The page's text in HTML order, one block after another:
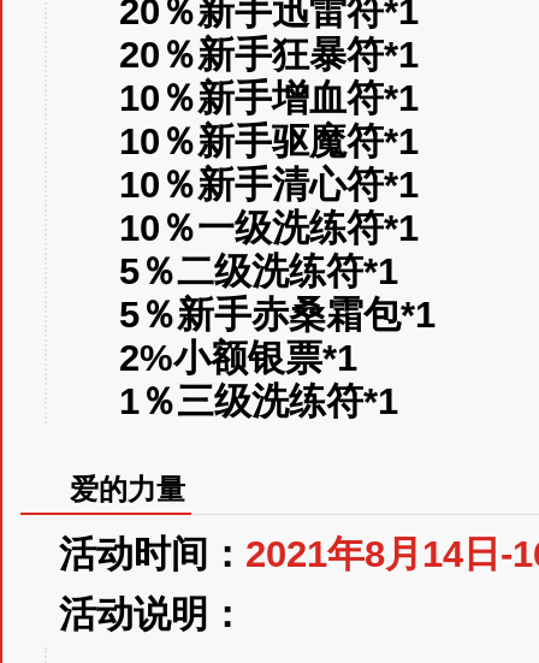
20％新手迅雷符*1
20％新手狂暴符*1
10％新手增血符*1
10％新手驱魔符*1
10％新手清心符*1
10％一级洗练符*1
5％二级洗练符*1
5％新手赤桑霜包*1
2%小额银票*1
1％三级洗练符*1
爱的力量
活动时间： 2021年8月14日-
活动说明：